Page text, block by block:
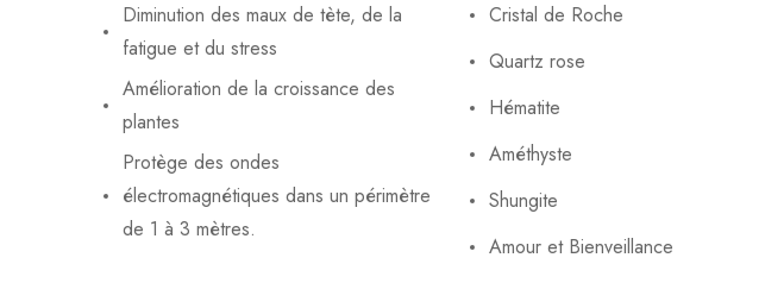
Diminution des maux de tète, de la
fatigue et du stress
Amélioration de la croissance des
plantes
Protège des ondes
électromagnétiques dans un périmètre
de 1 à 3 mètres.
Cristal de Roche
Quartz rose
Hématite
Améthyste
Shungite
Amour et Bienveillance